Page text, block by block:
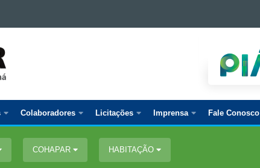
Colaboradores Licitações Imprensa Fale Conosco
COHAPAR HABITAÇÃO